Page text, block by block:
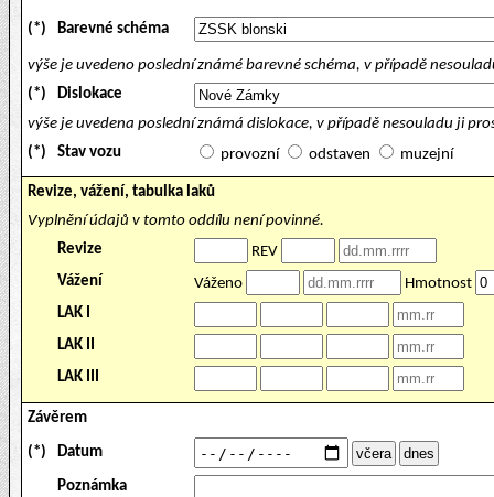
(*) Barevné schéma
výše je uvedeno poslední známé barevné schéma, v případě
(*)
Dislokace
výše je uvedena poslední známá dislokace, v případě nesouladu ji
(*)
Stav vozu provozní odstaven muzejní
Revize, vážení, tabulka laků
Vyplnění údajů v tomto oddílu není povinné.
Revize
REV
Vážení
Váženo
Hmotnost
LAK I
LAK II
LAK III
Závěrem
(*) Datum
Poznámka